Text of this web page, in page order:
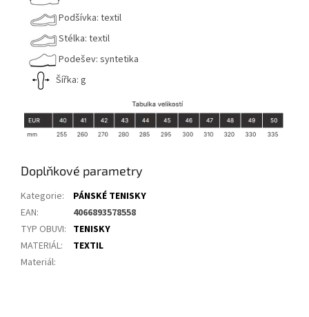
Podšívka: textil
Stélka: textil
Podešev: syntetika
Šířka: g
Doplňkové parametry
Kategorie:
PÁNSKÉ TENISKY
EAN:
4066893578558
TYP OBUVI: TENISKY
MATERIÁL:
TEXTIL
Materiál: